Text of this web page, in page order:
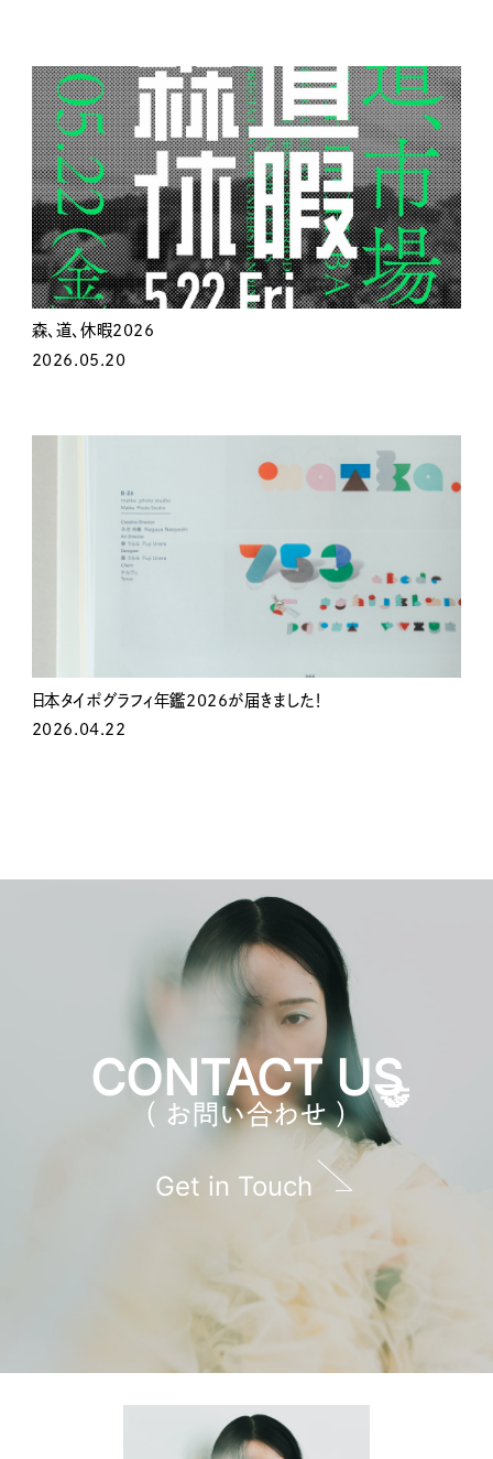
森、道、休暇2026
2026.05.20
日本タイポグラフィ年鑑2026が届きました！
2026.04.22
CONTACT US
（ お問い合わせ ）
Get in Touch